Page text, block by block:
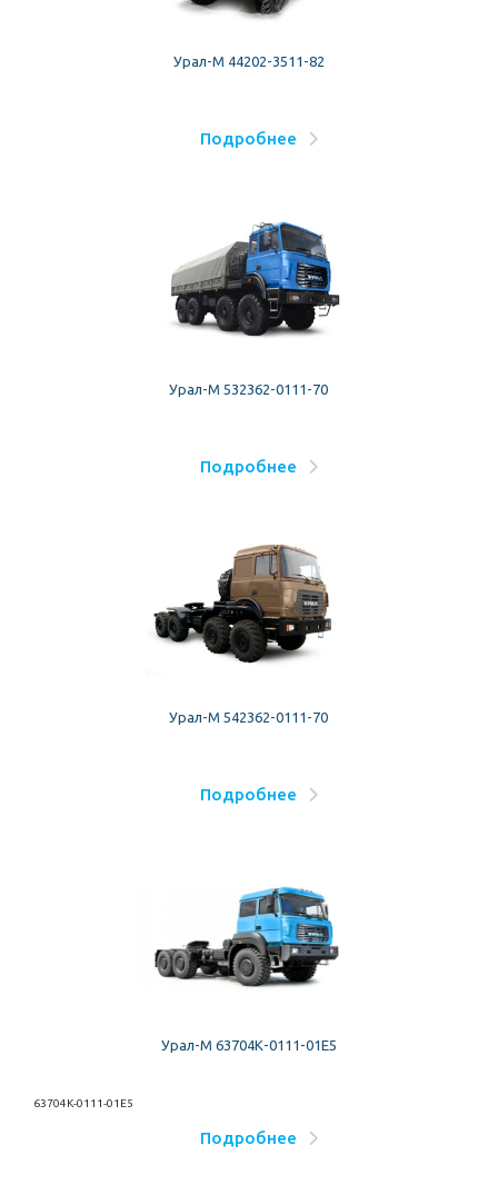
Урал-М 44202-3511-82
Подробнее
Урал-М 532362-0111-70
Подробнее
Урал-М 542362-0111-70
Подробнее
Урал-М 63704К-0111-01Е5
63704К-0111-01Е5
Подробнее